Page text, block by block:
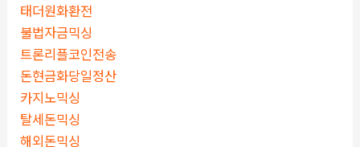
태더원화환전
불법자금믹싱
트론리플코인전송
돈현금화당일정산
카지노믹싱
탈세돈믹싱
해외돈믹싱